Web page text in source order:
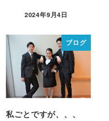
2024年9月4日
ブログ
私ごとですが、、、